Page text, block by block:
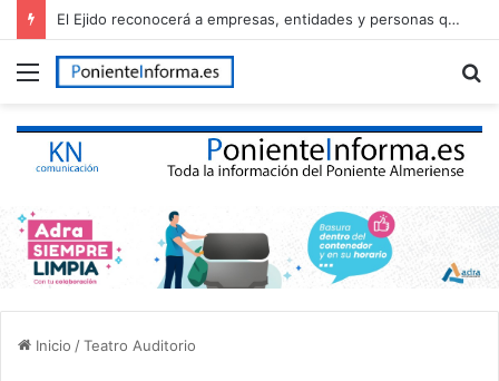
El Ejido reconocerá a empresas, entidades y personas que han contribuido al desarrollo del municipio en el Día de El Ejido
Menú
Inicio /Teatro Auditorio